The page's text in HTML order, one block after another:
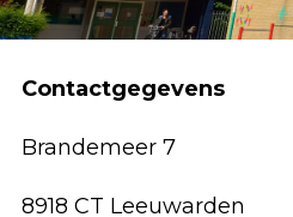
Contactgegevens
Brandemeer 7
8918 CT Leeuwarden